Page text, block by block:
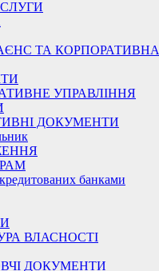
ТА КОРПОРАТИВНА
УПРАВЛІННЯ
ДОКУМЕНТИ
банками
ВЛАСНОСТІ
ДОКУМЕНТИ